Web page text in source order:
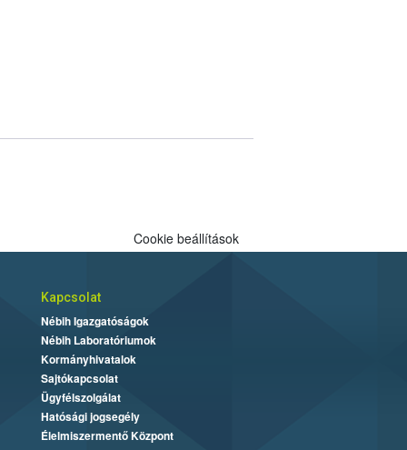
Cookie beállítások
Kapcsolat
Nébih Igazgatóságok
Nébih Laboratóriumok
Kormányhivatalok
Sajtókapcsolat
Ügyfélszolgálat
Hatósági jogsegély
Élelmiszermentő Központ